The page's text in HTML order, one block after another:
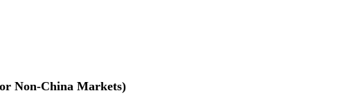
China Markets)